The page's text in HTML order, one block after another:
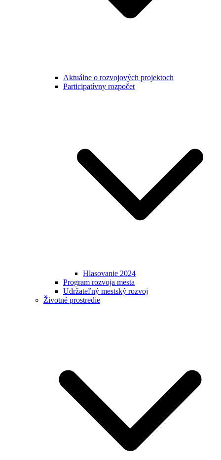
Aktuálne o rozvojových projektoch
Participatívny rozpočet
Hlasovanie 2024
Program rozvoja mesta
Udržateľný mestský rozvoj
Životné prostredie